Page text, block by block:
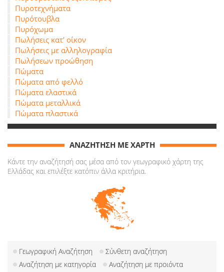
Πυροτεχνήματα
Πυρότουβλα
Πυρόχωμα
Πωλήσεις κατ' οίκον
Πωλήσεις με αλληλογραφία
Πωλήσεων προώθηση
Πώματα
Πώματα από φελλό
Πώματα ελαστικά
Πώματα μεταλλικά
Πώματα πλαστικά
ΑΝΑΖΗΤΗΣΗ ΜΕ ΧΑΡΤΗ
Κάντε την αναζήτησή σας μέσα από τον γεωγραφικό χάρτη της
Ελλάδας και επιλέξτε κατόπιν άλλα κριτήρια.
Γεωγραφική Αναζήτηση
Σύνθετη αναζήτηση
Αναζήτηση με κατηγορία
Αναζήτηση με προιόντα